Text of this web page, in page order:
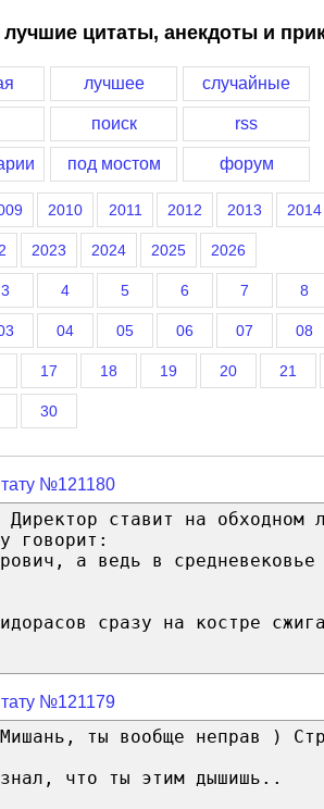
цитаты, анекдоты и
лучшее случайные
поиск rss
под мостом форум
2010 2011 2012 2013 2014
2023 2024 2025 2026
3 4 5 6 7 8
04 05 06 07 08
17 18 19 20 21
30
№121180
Директор ставит на обходном
говорит:
а ведь в
сразу на костре
№121179
ты вообще неправ )
что ты этим дышишь..